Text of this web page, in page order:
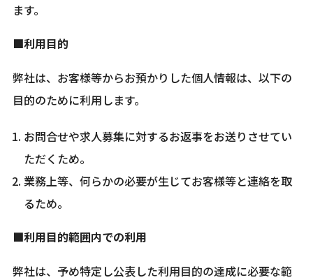
ます。
■利用目的
弊社は、お客様等からお預かりした個人情報は、以下の
目的のために利用します。
お問合せや求人募集に対するお返事をお送りさせてい
ただくため。
業務上等、何らかの必要が生じてお客様等と連絡を取
るため。
■利用目的範囲内での利用
弊社は、予め特定し公表した利用目的の達成に必要な範